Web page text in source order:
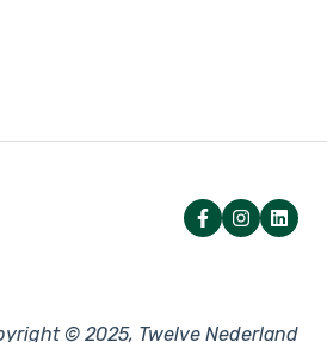
© 2025, Twelve Nederland